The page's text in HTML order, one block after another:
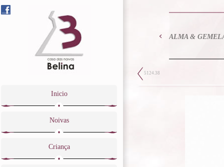
Inicio
Noivas
Criança
ALMA &
5124.38